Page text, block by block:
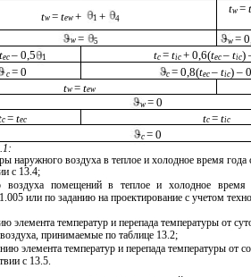
tw = tew + 1 +
tw = t
4
w = 5 w =
tec – 0,5 1 tc = tic + 0,6(tec – tic)
c = 0 c = 0,8(tec – tic) –
tw = tew
w = 0
c = tec tc = tic
c = 0
наружного воздуха в теплое и холодное время года
с 13.4;
воздуха помещений в теплое и холодное время
или по заданию на проектирование с учетом
элемента температур и перепада температуры от
принимаемые по таблице 13.2;
элемента температур и перепада температуры от
с 13.5.